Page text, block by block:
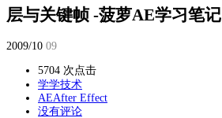
层与关键帧 -菠萝AE学习笔记
2009/10 09
5704 次点击
学学技术
AEAfter Effect
没有评论